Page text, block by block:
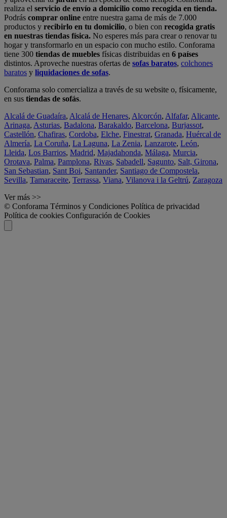
realiza el servicio de envío a domicilio como recogida en tienda.
Podrás comprar online entre nuestra gama de más de 7.000
productos y recibirlo en tu domicilio, o bien con recogida gratis
en nuestras tiendas física. No esperes más para crear o renovar tu
hogar y transformarlo en un espacio con mucho estilo. Conforama
tiene 300 tiendas de muebles físicas distribuidas en 6 países
distintos. Aproveche nuestras ofertas de sofas baratos, colchones
baratos y liquidaciones de sofas.
Conforama solo comercializa a través de su website o, físicamente,
en sus tiendas de sofás.
Alcalá de Guadaíra, Alcalá de Henares, Alcorcón, Alfafar, Alicante,
Arinaga, Asturias, Badalona, Barakaldo, Barcelona, Burjassot,
Castellón, Chafiras, Cordoba, Elche, Finestrat, Granada, Huércal de
Almería, La Coruña, La Laguna, La Zenia, Lanzarote, León,
Lleida, Los Barrios, Madrid, Majadahonda, Málaga, Murcia,
Orotava, Palma, Pamplona, Rivas, Sabadell, Sagunto, Salt, Girona,
San Sebastian, Sant Boi, Santander, Santiago de Compostela,
Sevilla, Tamaraceite, Terrassa, Viana, Vilanova i la Geltrú, Zaragoza
Ver más >>
© Conforama Términos y Condiciones Política de privacidad
Política de cookies Configuración de Cookies